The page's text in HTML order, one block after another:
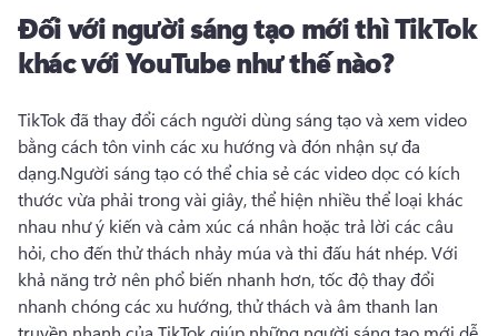
Đối với người sáng tạo mới thì TikTok
khác với YouTube như thế nào?
TikTok đã thay đổi cách người dùng sáng tạo và xem video
bằng cách tôn vinh các xu hướng và đón nhận sự đa
dạng.Người sáng tạo có thể chia sẻ các video dọc có kích
thước vừa phải trong vài giây, thể hiện nhiều thể loại khác
nhau như ý kiến và cảm xúc cá nhân hoặc trả lời các câu
hỏi, cho đến thử thách nhảy múa và thi đấu hát nhép. Với
khả năng trở nên phổ biến nhanh hơn, tốc độ thay đổi
nhanh chóng các xu hướng, thử thách và âm thanh lan